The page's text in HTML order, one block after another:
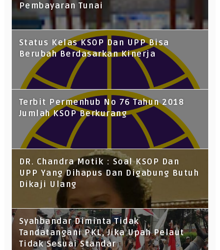
Pembayaran Tunai
Status Kelas KSOP Dan UPP Bisa
Berubah Berdasarkan Kinerja
Terbit Permenhub No 76 Tahun 2018
Jumlah KSOP Berkurang
DR. Chandra Motik : Soal KSOP Dan
UPP Yang Dihapus Dan Digabung Butuh
Dikaji Ulang
Syahbandar Diminta Tidak
Tandatangani PKL, Jika Upah Pelaut
Tidak Sesuai Standar